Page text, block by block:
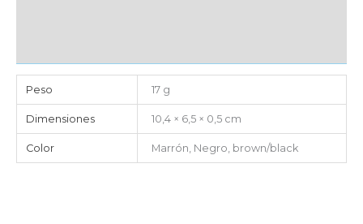
Peso 17 g
Dimensiones 10,4 × 6,5 × 0,5 cm
Color Marrón, Negro, brown/black